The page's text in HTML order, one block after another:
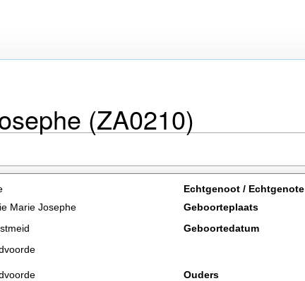
(ZA0210)
Echtgenoot / Echtgenote
Marie Josephe
Geboorteplaats
Geboortedatum
Ouders